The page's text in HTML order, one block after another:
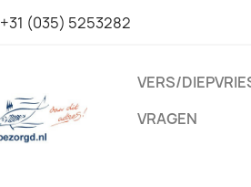
+31 (035) 5253282
VERS/
VRAGEN